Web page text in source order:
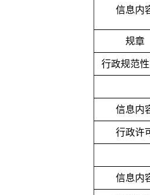
信息内
规章
行政规范
信息内
行政许
信息内